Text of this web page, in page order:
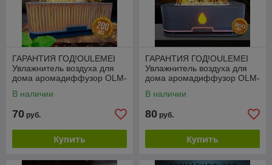
ГАРАНТИЯ ГОД!OULEMEI
Увлажнитель воздуха для
дома аромадиффузор OLM-
В наличии
70 руб.
Купить
ГАРАНТИЯ ГОД!OULEMEI
Увлажнитель воздуха для
дома аромадиффузор OLM-
В наличии
80 руб.
Купить